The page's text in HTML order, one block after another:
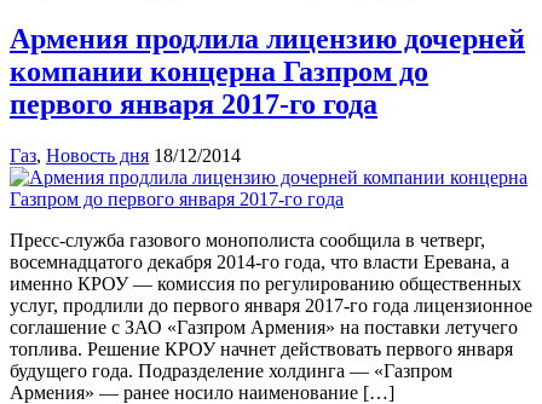
Армения продлила лицензию дочерней
компании концерна Газпром до
первого января 2017-го года
Газ, Новость дня 18/12/2014
Пресс-служба газового монополиста сообщила в четверг,
восемнадцатого декабря 2014-го года, что власти Еревана, а
именно КРОУ — комиссия по регулированию общественных
услуг, продлили до первого января 2017-го года лицензионное
соглашение с ЗАО «Газпром Армения» на поставки летучего
топлива. Решение КРОУ начнет действовать первого января
будущего года. Подразделение холдинга — «Газпром
Армения» — ранее носило наименование […]